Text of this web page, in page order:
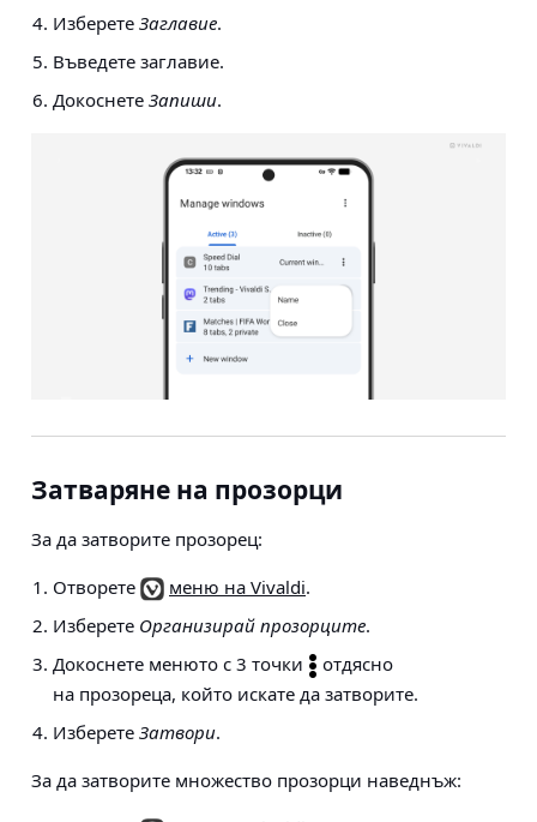
Изберете Заглавие.
Въведете заглавие.
Докоснете Запиши.
Затваряне на прозорци
За да затворите прозорец:
Отворете
меню на Vivaldi.
Изберете Организирай прозорците.
Докоснете менюто с 3 точки
отдясно
на прозореца, който искате да затворите.
Изберете Затвори.
За да затворите множество прозорци наведнъж: